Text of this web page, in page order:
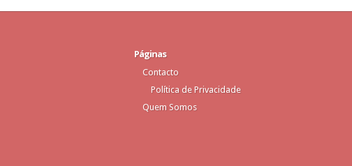
Páginas
Contacto
Política de Privacidade
Quem Somos